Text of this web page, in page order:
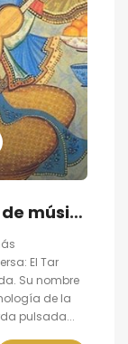
Instrumentos tradicionales de música persa
El Tar
Su nombre
de la
pulsada...